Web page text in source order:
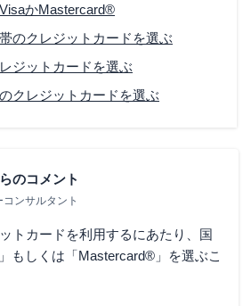
かMastercard®
のクレジットカードを選ぶ
ジットカードを選ぶ
クレジットカードを選ぶ
のコメント
コンサルタント
トカードを利用するにあたり、国
もしくは「Mastercard®」を選ぶこ